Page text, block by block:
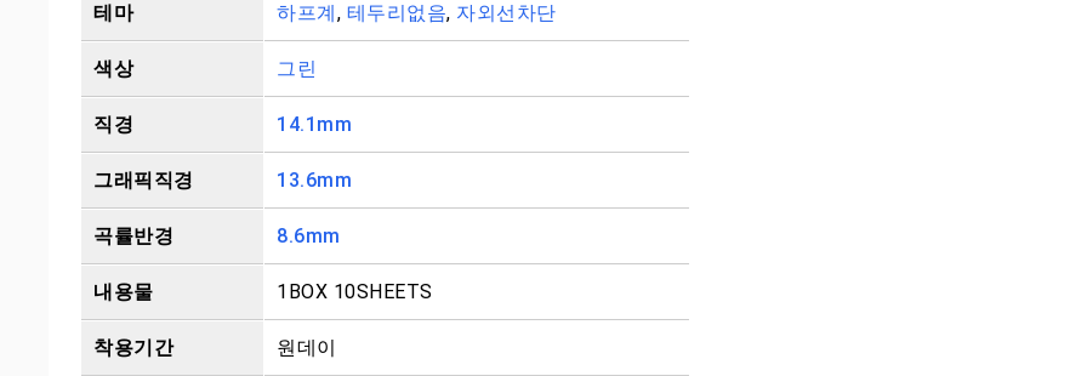
테마 하프계, 테두리없음, 자외선차단
색상 그린
직경 14.1mm
그래픽직경 13.6mm
곡률반경 8.6mm
내용물 1BOX 10SHEETS
착용기간 원데이